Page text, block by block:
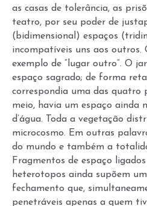
as casas de tolerância, as
teatro, por seu poder de
(bidimensional) espaços
incompatíveis uns aos outros.
exemplo de “lugar outro”. O
espaço sagrado; de forma
correspondia uma das quatro
meio, havia um espaço ainda
d’água. Toda a vegetação
microcosmo. Em outras
do mundo e também a
Fragmentos de espaço
heterotopos ainda supõem
fechamento que,
penetráveis apenas a quem